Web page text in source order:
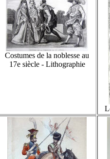
Costumes de la noblesse au
17e siècle - Lithographie